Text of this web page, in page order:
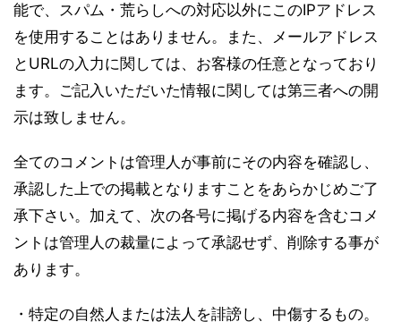
能で、スパム・荒らしへの対応以外にこのIPアドレス
を使用することはありません。また、メールアドレス
とURLの入力に関しては、お客様の任意となっており
ます。ご記入いただいた情報に関しては第三者への開
示は致しません。
全てのコメントは管理人が事前にその内容を確認し、
承認した上での掲載となりますことをあらかじめご了
承下さい。加えて、次の各号に掲げる内容を含むコメ
ントは管理人の裁量によって承認せず、削除する事が
あります。
・特定の自然人または法人を誹謗し、中傷するもの。